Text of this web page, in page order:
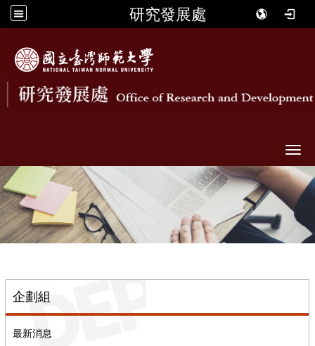
研究發展處
企劃組
最新消息